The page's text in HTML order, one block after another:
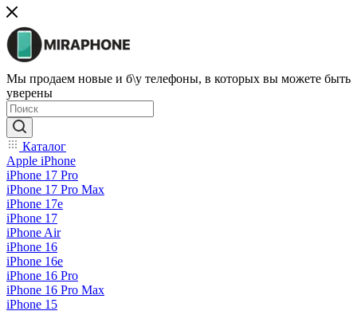
Мы продаем новые и б\у телефоны, в которых вы можете быть
уверены
Каталог
Apple iPhone
iPhone 17 Pro
iPhone 17 Pro Max
iPhone 17e
iPhone 17
iPhone Air
iPhone 16
iPhone 16e
iPhone 16 Pro
iPhone 16 Pro Max
iPhone 15